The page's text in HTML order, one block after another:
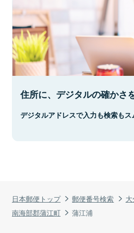
日本郵便トップ 郵便番号検索
南海部郡蒲江町
蒲江浦
住所に、デジタルの確かさを
デジタルアドレスで入力も検索もス